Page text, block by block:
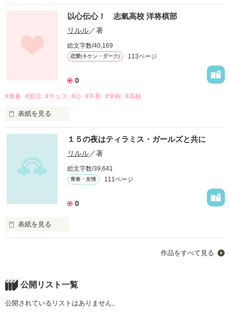
どうぞ！
★初めての投稿です★
ケータイにそぐわない、
表現があると思いますけど、
温かい目で見守ってください
昔から　そうなのだろうか？
それが当たり前と言うには
俺はまだ　若すぎる
信じたい　信じたい
From 『愛の消えた街』
Songed by
「愛してる」の言葉が安売りされて
「愛してる」の言葉が街中に飽和している
“言う”だけじゃあ、足りない
理系女と体育会系男の
愛を科学する短編集！
以心伝心！ 志氣高校 洋将棋部
リルル／著
総文字数/40,169
恋愛(キケン・ダーク) 113ページ
0
#青春 #部活 #チェス #心 #不良 #学校 #高校
表紙を見る
洋将棋（チェス）……。
それは限りなく科学であると同時に――
極意はフェンシング（武術）に近く――
その戦術は一方で芸術とも呼ばれる――
究極の頭脳ゲーム……！！
………のハズだった？
♀　いいから！
アンタ（ナイト）が
１５の夜はティラミス・ガールズと共に
リルル／著
総文字数/39,641
青春・友情 111ページ
0
表紙を見る
盗んだバイクで走り出す
行く先も解らぬまま。
作品をすべて見る
公開リスト一覧
公開されているリストはありません。